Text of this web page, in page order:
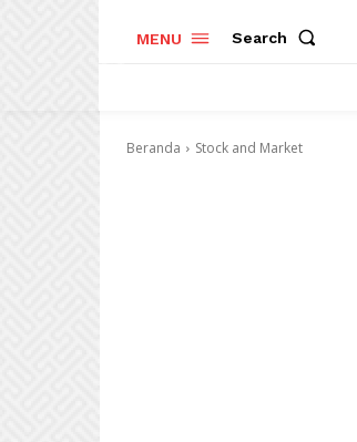
MENU Search
Beranda Stock and Market